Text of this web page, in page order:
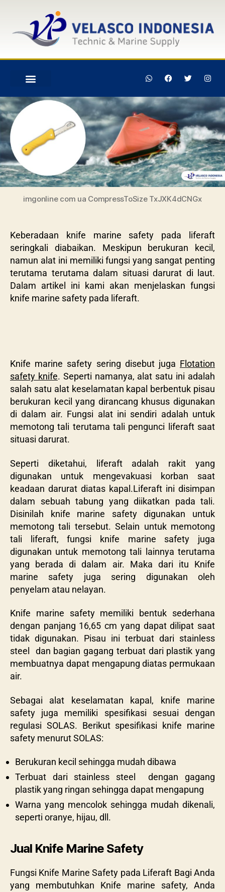
imgonline com ua CompressToSize TxJXK4dCNGx
Keberadaan knife marine safety pada liferaft
seringkali diabaikan. Meskipun berukuran kecil,
namun alat ini memiliki fungsi yang sangat penting
terutama terutama dalam situasi darurat di laut.
Dalam artikel ini kami akan menjelaskan fungsi
knife marine safety pada liferaft.
Knife marine safety sering disebut juga Flotation
safety knife. Seperti namanya, alat satu ini adalah
salah satu alat keselamatan kapal berbentuk pisau
berukuran kecil yang dirancang khusus digunakan
di dalam air. Fungsi alat ini sendiri adalah untuk
memotong tali terutama tali pengunci liferaft saat
situasi darurat.
Seperti diketahui, liferaft adalah rakit yang
digunakan untuk mengevakuasi korban saat
keadaan darurat diatas kapal.Liferaft ini disimpan
dalam sebuah tabung yang diikatkan pada tali.
Disinilah knife marine safety digunakan untuk
memotong tali tersebut. Selain untuk memotong
tali liferaft, fungsi knife marine safety juga
digunakan untuk memotong tali lainnya terutama
yang berada di dalam air. Maka dari itu Knife
marine safety juga sering digunakan oleh
penyelam atau nelayan.
Knife marine safety memiliki bentuk sederhana
dengan panjang 16,65 cm yang dapat dilipat saat
tidak digunakan. Pisau ini terbuat dari stainless
steel dan bagian gagang terbuat dari plastik yang
membuatnya dapat mengapung diatas permukaan
air.
Sebagai alat keselamatan kapal, knife marine
safety juga memiliki spesifikasi sesuai dengan
regulasi SOLAS. Berikut spesifikasi knife marine
safety menurut SOLAS:
Berukuran kecil sehingga mudah dibawa
Terbuat dari stainless steel dengan gagang
plastik yang ringan sehingga dapat mengapung
Warna yang mencolok sehingga mudah dikenali,
seperti oranye, hijau, dll.
Jual Knife Marine Safety
Fungsi Knife Marine Safety pada Liferaft Bagi Anda
yang membutuhkan Knife marine safety, Anda